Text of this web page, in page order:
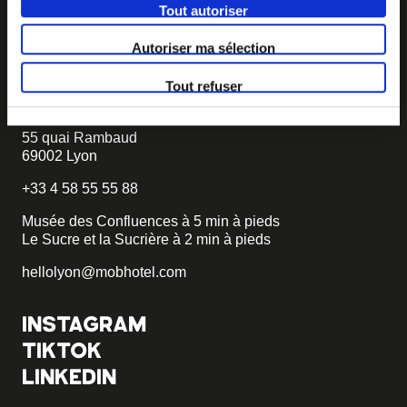
Tout autoriser
Autoriser ma sélection
Tout refuser
TROUVER MOB HOTEL
55 quai Rambaud
69002 Lyon
+33 4 58 55 55 88
Musée des Confluences à 5 min à pieds
Le Sucre et la Sucrière à 2 min à pieds
hellolyon@mobhotel.com
INSTAGRAM
TIKTOK
LINKEDIN